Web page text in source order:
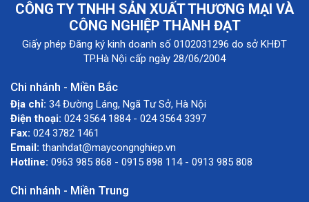
CÔNG TY TNHH SẢN XUẤT THƯƠNG MẠI VÀ
CÔNG NGHIỆP THÀNH ĐẠT
Giấy phép Đăng ký kinh doanh số 0102031296 do sở KHĐT
TP.Hà Nội cấp ngày 28/06/2004
Chi nhánh - Miền Bắc
Địa chỉ: 34 Đường Láng, Ngã Tư Sở, Hà Nội
Điện thoại: 024 3564 1884 - 024 3564 3397
Fax: 024 3782 1461
Email: thanhdat@maycongnghiep.vn
Hotline: 0963 985 868 - 0915 898 114 - 0913 985 808
Chi nhánh - Miền Trung